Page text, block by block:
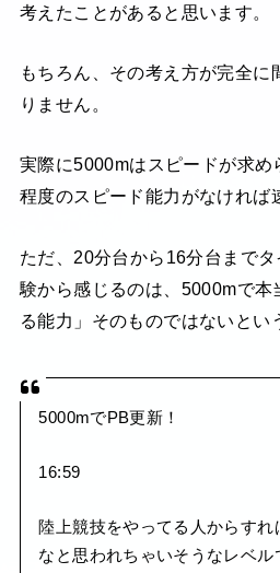
考えたことがあると思います。
もちろん、その考え方が完全に
りません。
実際に5000mはスピードが求め
程度のスピード能力がなければ
ただ、20分台から16分台まで
験から感じるのは、5000mで本
る能力」そのものではないとい
5000mでPB更新！
16:59
陸上競技をやってる人からす
なと思われちゃいそうなレベル